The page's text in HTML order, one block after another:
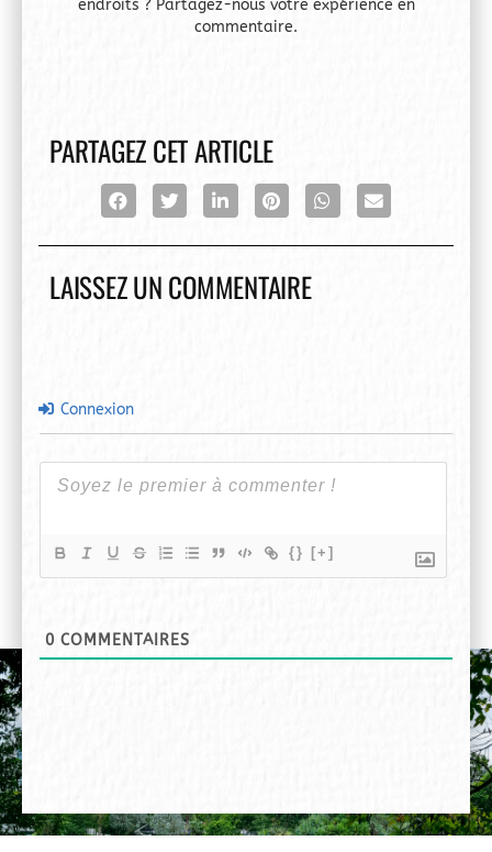
endroits ? Partagez-nous votre expérience en
commentaire.
PARTAGEZ CET ARTICLE
LAISSEZ UN COMMENTAIRE
Connexion
{} [+]
0 COMMENTAIRES